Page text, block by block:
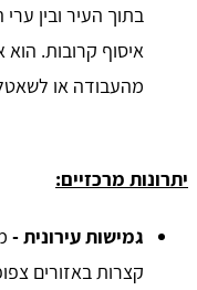
בתוך העיר ובין
איסוף קרובות.
מהעבודה או
יתרונות מרכזיים:
גמישות עירונית -
קצרות באזורים